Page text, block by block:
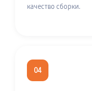
качество сборки.
04